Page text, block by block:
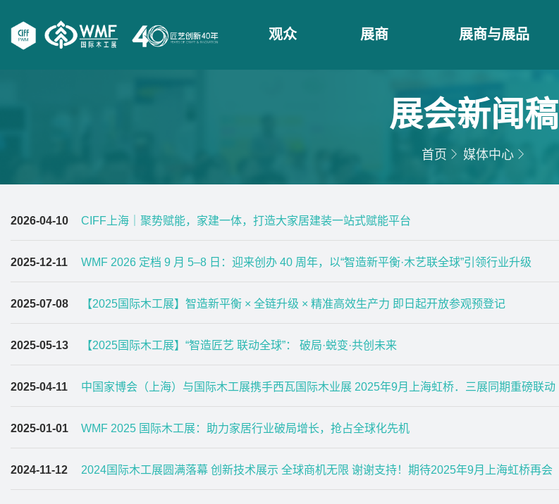
观众 展商 展商与展品
展会新闻稿
首页 媒体中心
2026-04-10 CIFF上海｜聚势赋能，家建一体，打造大家居建装一站式赋能平台
2025-12-11 WMF 2026 定档 9 月 5–8 日：迎来创办 40 周年，以“智造新平衡·木艺联全球”引领行业升级
2025-07-08 【2025国际木工展】智造新平衡 × 全链升级 × 精准高效生产力 即日起开放参观预登记
2025-05-13 【2025国际木工展】“智造匠艺 联动全球”： 破局·蜕变·共创未来
2025-04-11 中国家博会（上海）与国际木工展携手西瓦国际木业展 2025年9月上海虹桥．三展同期重磅联动
2025-01-01 WMF 2025 国际木工展：助力家居行业破局增长，抢占全球化先机
2024-11-12 2024国际木工展圆满落幕 创新技术展示 全球商机无限 谢谢支持！期待2025年9月上海虹桥再会